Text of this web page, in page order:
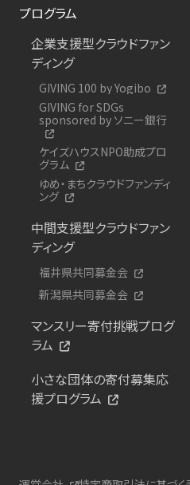
プログラム
企業支援型クラウドファン
ディング
GIVING 100 by Yogibo
GIVING for SDGs
sponsored by ソニー銀行
ケイズハウスNPO助成プロ
グラム
ゆめ・まちクラウドファンディ
ング
中間支援型クラウドファン
ディング
福井県共同募金会
新潟県共同募金会
マンスリー寄付挑戦プログ
ラム
小さな団体の寄付募集応
援プログラム